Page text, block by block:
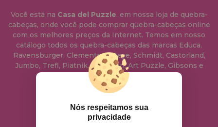
Você está na Casa del Puzzle, em nossa loja de quebra-
cabeças, onde você pode comprar quebra-cabeças online
com os melhores preços da Internet. Temos em nosso
catálogo todos os quebra-cabeças das marcas Educa,
Ravensburger, Clementoni, Heye, Schmidt, Castorland,
Jumbo, Trefl, Piatnik, Anatolian, Art Puzzle, Gibsons e
muito mais.
info@casadopuzzle.pt
Nós respeitamos sua
privacidade